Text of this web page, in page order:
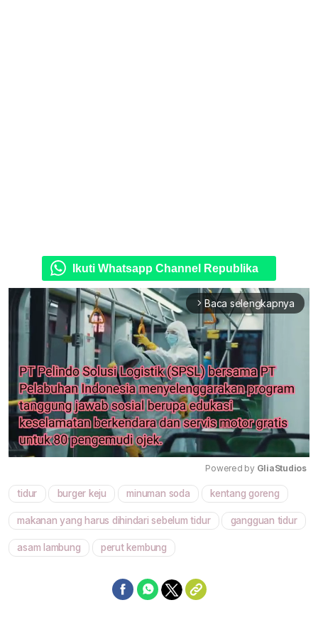
Ikuti Whatsapp Channel Republika
arrow_forward_ios Baca selengkapnya
Mute
Powered by GliaStudios
tidur burger keju minuman soda kentang goreng
makanan yang harus dihindari sebelum tidur gangguan tidur
asam lambung perut kembung